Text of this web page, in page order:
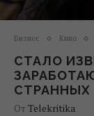
Бизнес Кино
СТАЛО
СТРАННЫХ
От Telekritika